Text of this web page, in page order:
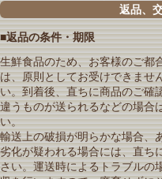
返品、
■返品の条件・期限
生鮮食品のため、お客様のご都
は、原則としてお受けできませ
い。到着後、直ちに商品のご確
違うものが送られるなどの場合
い。
輸送上の破損が明らかな場合、
劣化が疑われる場合には、直ち
さい。運送時によるトラブルの